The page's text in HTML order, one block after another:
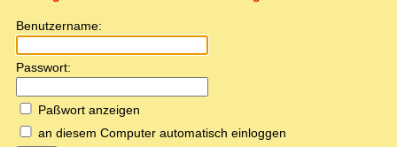
Benutzername:
Passwort:
Paßwort anzeigen
an diesem Computer automatisch einloggen